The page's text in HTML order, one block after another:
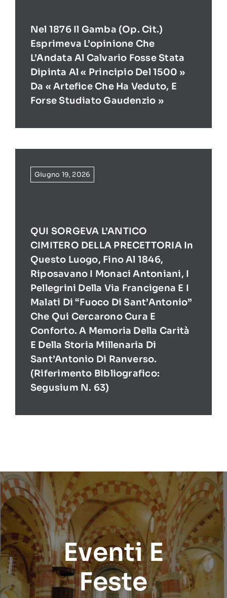
Nel 1876 Il Gamba (op. Cit.)
Esprimeva L’opinione Che
L’Andata Al Calvario Fosse Stata
Dipinta Al « Principio Del 1500 »
Da « Artefice Che Ha Veduto, E
Forse Studiato Gaudenzio »
Giugno 19, 2026
QUI SORGEVA L’ANTICO
CIMITERO DELLA PRECETTORIA In
Questo Luogo, Fino Al 1846,
Riposavano I Monaci Antoniani, I
Pellegrini Della Via Francigena E I
Malati Di “Fuoco Di Sant’Antonio”
Che Qui Cercarono Cura E
Conforto. A Memoria Della Carità
E Della Storia Millenaria Di
Sant’Antonio Di Ranverso.
(Riferimento Bibliografico:
Segusium N. 63)
Eventi E
Feste